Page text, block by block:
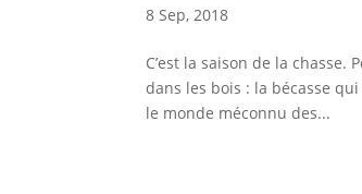
8 Sep, 2018
C’est la saison de la
dans les bois : la bécasse
le monde méconnu des...